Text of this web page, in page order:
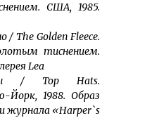
США, 1985.
/ The Golden Fleece.
тиснением.
Lea
/ Top Hats.
Йорк, 1988. Образ
журнала «Harper`s